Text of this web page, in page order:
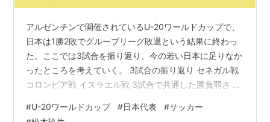
アルゼンチンで開催されているU-20ワールドカップで、
日本は1勝2敗でグルーブリーグ敗退という結果に終わっ
た。ここでは3試合を振り返り、今の若い日本に足りなか
ったところを考えていく。 3試合の振り返り セネガル戦
コロンビア戦 イスラエル戦 3試合で共通した勝負弱さ 経
ネガル戦 大事な初戦となったこの一戦。開始15分で日本
#U-20ワールドカップ #日本代表 #サッカー